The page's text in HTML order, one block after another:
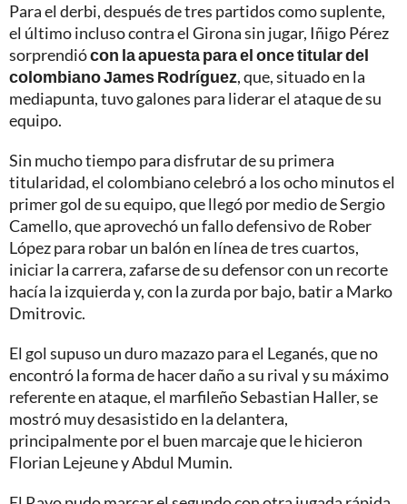
Para el derbi, después de tres partidos como suplente,
el último incluso contra el Girona sin jugar, Iñigo Pérez
sorprendiócon la apuesta para el once titular del
colombiano James Rodríguez, que, situado en la
mediapunta, tuvo galones para liderar el ataque de su
equipo.
Sin mucho tiempo para disfrutar de su primera
titularidad, el colombiano celebró a los ocho minutos el
primer gol de su equipo, que llegó por medio de Sergio
Camello, que aprovechó un fallo defensivo de Rober
López para robar un balón en línea de tres cuartos,
iniciar la carrera, zafarse de su defensor con un recorte
hacía la izquierda y, con la zurda por bajo, batir a Marko
Dmitrovic.
El gol supuso un duro mazazo para el Leganés, que no
encontró la forma de hacer daño a su rival y su máximo
referente en ataque, el marfileño Sebastian Haller, se
mostró muy desasistido en la delantera,
principalmente por el buen marcaje que le hicieron
Florian Lejeune y Abdul Mumin.